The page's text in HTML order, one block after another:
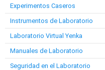
Experimentos Caseros
Instrumentos de Laboratorio
Laboratorio Virtual Yenka
Manuales de Laboratorio
Seguridad en el Laboratorio